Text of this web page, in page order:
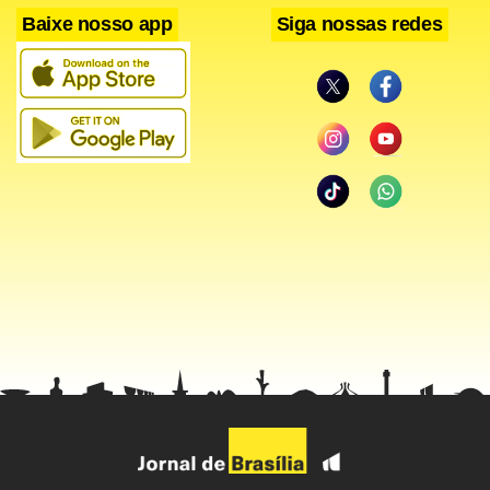
Reajustes
O presidente da Petrobras afirmou que a empresa está há
volatilidade do preço dos combustíveis no mercado
enquanto outros parlamentares defendem a taxação das
Baixe nosso app Siga nossas redes